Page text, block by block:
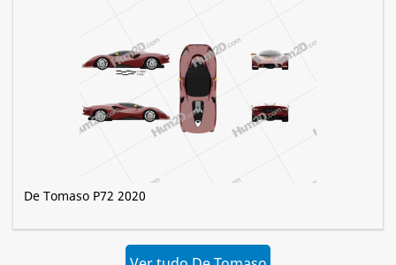
De Tomaso P72 2020